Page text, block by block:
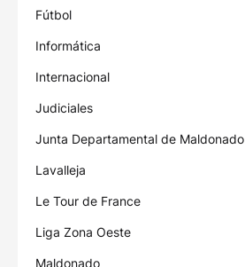
Fútbol
Informática
Internacional
Judiciales
Junta Departamental de Maldonado
Lavalleja
Le Tour de France
Liga Zona Oeste
Maldonado